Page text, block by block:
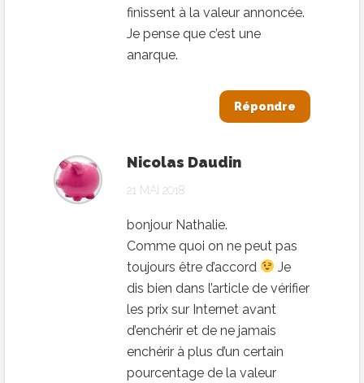
finissent à la valeur annoncée.
Je pense que c’est une
anarque.
Répondre
Nicolas Daudin
21 MAI 2018
bonjour Nathalie.
Comme quoi on ne peut pas
toujours être d’accord
Je
dis bien dans l’article de vérifier
les prix sur Internet avant
d’enchérir et de ne jamais
enchérir à plus d’un certain
pourcentage de la valeur